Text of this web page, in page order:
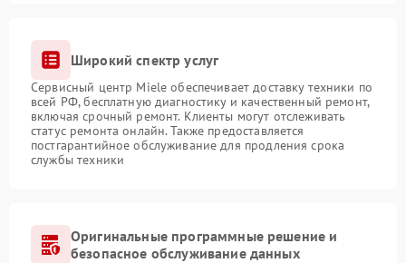
Широкий спектр услуг
Сервисный центр Miele обеспечивает доставку техники по
всей РФ, бесплатную диагностику и качественный ремонт,
включая срочный ремонт. Клиенты могут отслеживать
статус ремонта онлайн. Также предоставляется
постгарантийное обслуживание для продления срока
службы техники
Оригинальные программные решение и
безопасное обслуживание данных